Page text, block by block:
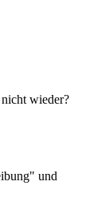
nicht wieder?
und